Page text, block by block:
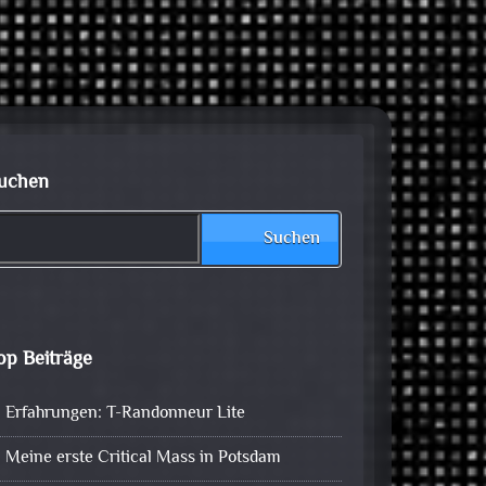
Suchen
Beiträge
Erfahrungen: T-Randonneur Lite
Meine erste Critical Mass in Potsdam